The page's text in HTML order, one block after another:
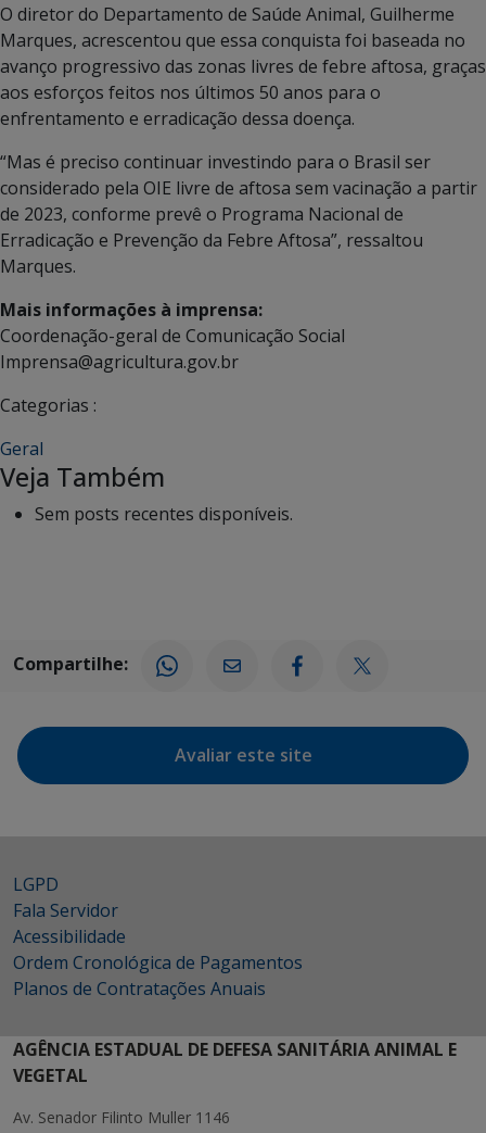
O diretor do Departamento de Saúde Animal, Guilherme
Marques, acrescentou que essa conquista foi baseada no
avanço progressivo das zonas livres de febre aftosa, graças
aos esforços feitos nos últimos 50 anos para o
enfrentamento e erradicação dessa doença.
“Mas é preciso continuar investindo para o Brasil ser
considerado pela OIE livre de aftosa sem vacinação a partir
de 2023, conforme prevê o Programa Nacional de
Erradicação e Prevenção da Febre Aftosa”, ressaltou
Marques.
Mais informações à imprensa:
Coordenação-geral de Comunicação Social
Imprensa@agricultura.gov.br
Categorias :
Geral
Veja Também
Sem posts recentes disponíveis.
Compartilhe:
Avaliar este site
LGPD
Fala Servidor
Acessibilidade
Ordem Cronológica de Pagamentos
Planos de Contratações Anuais
AGÊNCIA ESTADUAL DE DEFESA SANITÁRIA ANIMAL E
VEGETAL
Av. Senador Filinto Muller 1146